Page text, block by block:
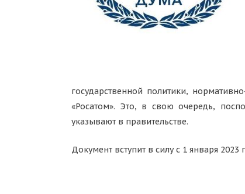
государственной политики,
«Росатом». Это, в свою очередь,
указывают в правительстве.
Документ вступит в силу с 1 января 2023